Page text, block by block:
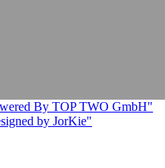
By TOP TWO GmbH"
by JorKie"